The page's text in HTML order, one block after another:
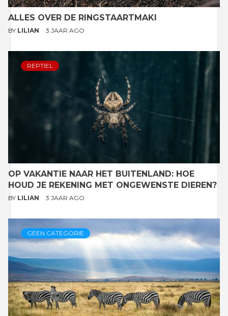
ALLES OVER DE RINGSTAARTMAKI
BY LILIAN 3 JAAR AGO
REPTIEL
OP VAKANTIE NAAR HET BUITENLAND: HOE
HOUD JE REKENING MET ONGEWENSTE DIEREN?
BY LILIAN 3 JAAR AGO
GEEN CATEGORIE